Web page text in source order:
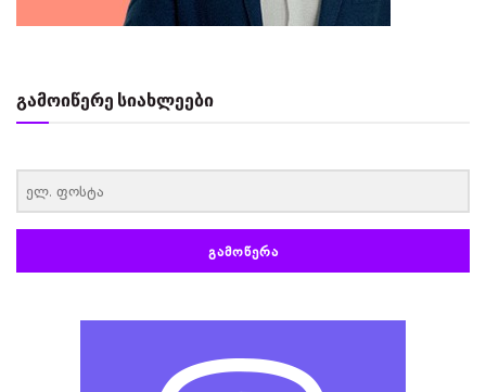
გამოიწერე სიახლეები
ᲒᲐᲛᲝᲬᲔᲠᲐ